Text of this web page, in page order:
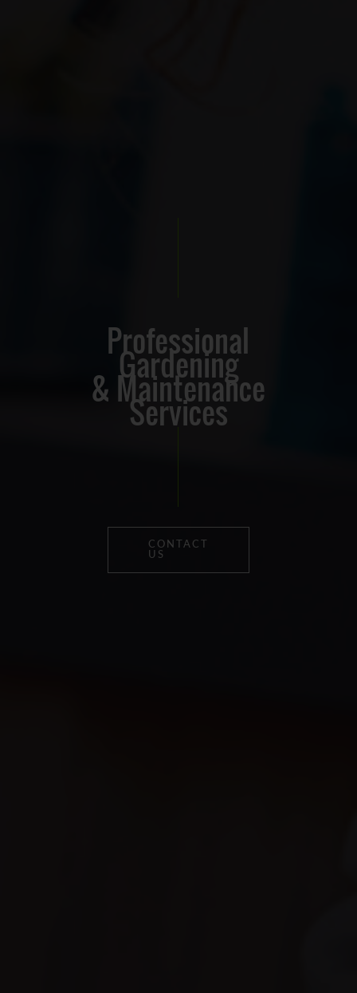
Professional
Gardening
& Maintenance
Services
CONTACT
US